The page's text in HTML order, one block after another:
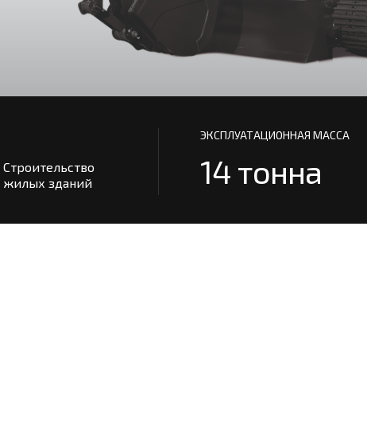
Строительство
жилых зданий
ЭКСПЛУАТАЦИОННАЯ МАССА
14 тонна